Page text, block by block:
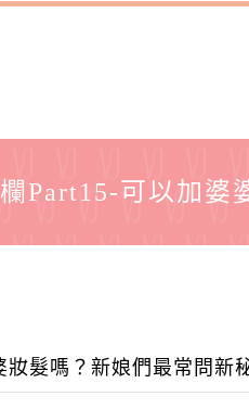
Part15-可以加婆
髮嗎？新娘們最常問新